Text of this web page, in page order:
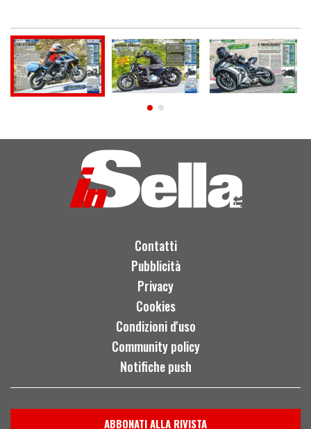
Contatti
Pubblicità
Privacy
Cookies
Condizioni d'uso
Community policy
Notifiche push
ABBONATI ALLA RIVISTA